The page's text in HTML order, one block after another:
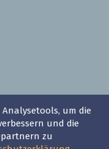
Analysetools, um die
und die
zu